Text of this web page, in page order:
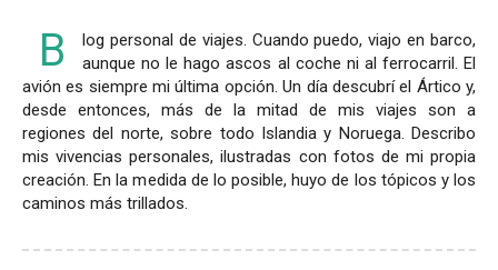
B
log personal de viajes. Cuando puedo, viajo en barco,
aunque no le hago ascos al coche ni al ferrocarril. El
avión es siempre mi última opción. Un día descubrí el Ártico y,
desde entonces, más de la mitad de mis viajes son a
regiones del norte, sobre todo Islandia y Noruega. Describo
mis vivencias personales, ilustradas con fotos de mi propia
creación. En la medida de lo posible, huyo de los tópicos y los
caminos más trillados.